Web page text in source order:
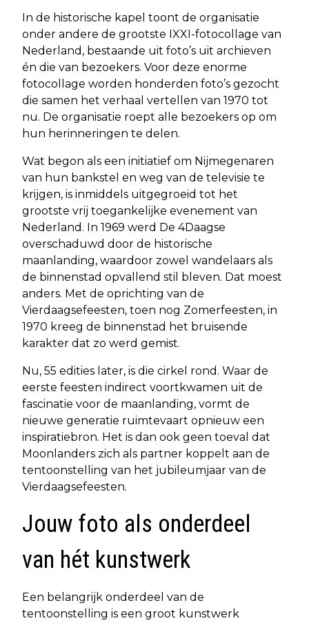
In de historische kapel toont de organisatie
onder andere de grootste IXXI-fotocollage van
Nederland, bestaande uit foto’s uit archieven
én die van bezoekers. Voor deze enorme
fotocollage worden honderden foto’s gezocht
die samen het verhaal vertellen van 1970 tot
nu. De organisatie roept alle bezoekers op om
hun herinneringen te delen.
Wat begon als een initiatief om Nijmegenaren
van hun bankstel en weg van de televisie te
krijgen, is inmiddels uitgegroeid tot het
grootste vrij toegankelijke evenement van
Nederland. In 1969 werd De 4Daagse
overschaduwd door de historische
maanlanding, waardoor zowel wandelaars als
de binnenstad opvallend stil bleven. Dat moest
anders. Met de oprichting van de
Vierdaagsefeesten, toen nog Zomerfeesten, in
1970 kreeg de binnenstad het bruisende
karakter dat zo werd gemist.
Nu, 55 edities later, is die cirkel rond. Waar de
eerste feesten indirect voortkwamen uit de
fascinatie voor de maanlanding, vormt de
nieuwe generatie ruimtevaart opnieuw een
inspiratiebron. Het is dan ook geen toeval dat
Moonlanders zich als partner koppelt aan de
tentoonstelling van het jubileumjaar van de
Vierdaagsefeesten.
Jouw foto als onderdeel
van hét kunstwerk
Een belangrijk onderdeel van de
tentoonstelling is een groot kunstwerk